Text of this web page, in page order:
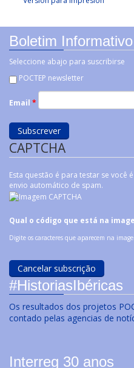
Boletim Informativo
Seleccione abajo para suscribirse
POCTEP newsletter
Email *
CAPTCHA
Esta questão é para testar se você
envio automático de spam.
Qual o código que está na
Digite os caracteres que aparecem na
#HistoriasIbéricas
Os resultados dos projetos
contado pelas agencias de
Interreg 30 anos